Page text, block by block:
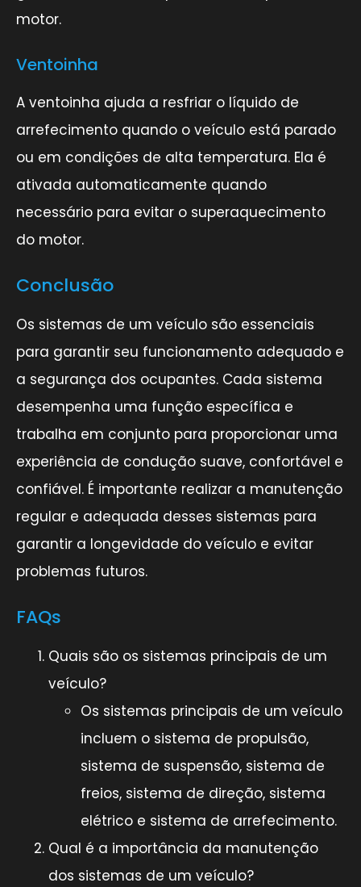
motor.
Ventoinha
A ventoinha ajuda a resfriar o líquido de
arrefecimento quando o veículo está parado
ou em condições de alta temperatura. Ela é
ativada automaticamente quando
necessário para evitar o superaquecimento
do motor.
Conclusão
Os sistemas de um veículo são essenciais
para garantir seu funcionamento adequado e
a segurança dos ocupantes. Cada sistema
desempenha uma função específica e
trabalha em conjunto para proporcionar uma
experiência de condução suave, confortável e
confiável. É importante realizar a manutenção
regular e adequada desses sistemas para
garantir a longevidade do veículo e evitar
problemas futuros.
FAQs
Quais são os sistemas principais de um
veículo?
Os sistemas principais de um veículo
incluem o sistema de propulsão,
sistema de suspensão, sistema de
freios, sistema de direção, sistema
elétrico e sistema de arrefecimento.
Qual é a importância da manutenção
dos sistemas de um veículo?